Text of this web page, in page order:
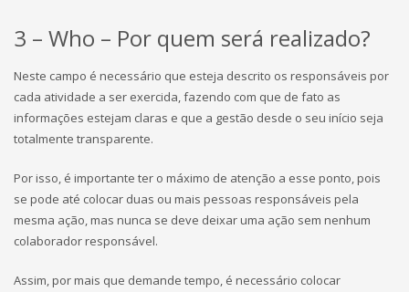
3 – Who – Por quem será realizado?
Neste campo é necessário que esteja descrito os responsáveis por
cada atividade a ser exercida, fazendo com que de fato as
informações estejam claras e que a gestão desde o seu início seja
totalmente transparente.
Por isso, é importante ter o máximo de atenção a esse ponto, pois
se pode até colocar duas ou mais pessoas responsáveis pela
mesma ação, mas nunca se deve deixar uma ação sem nenhum
colaborador responsável.
Assim, por mais que demande tempo, é necessário colocar